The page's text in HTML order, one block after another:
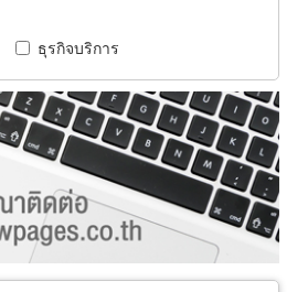
ธุรกิจบริการ